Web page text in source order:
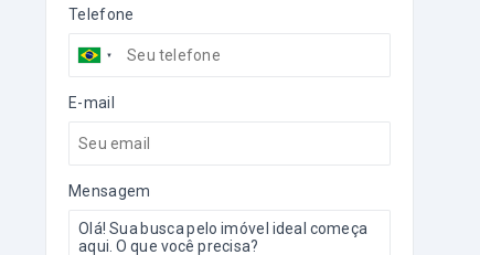
Telefone
E-mail
Mensagem